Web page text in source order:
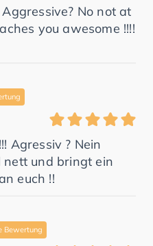
Aggressive? No not at
you awesome !!!!
Agressiv ? Nein
nett und bringt ein
euch !!
Bewertung